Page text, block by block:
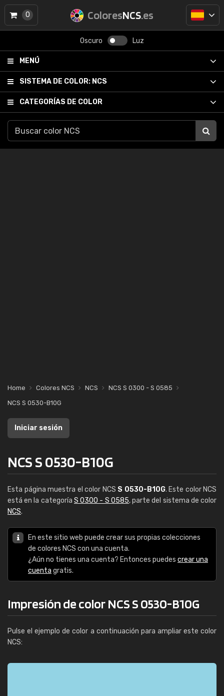
ColoresNCS.es
Oscuro Luz
MENÚ
SISTEMA DE COLOR: NCS
CATEGORÍAS DE COLOR
0
Home Colores NCS NCS
NCS S 0300 - S 0585
NCS S 0530-B10G
Iniciar sesión
NCS S 0530-B10G
Esta página muestra el color NCS S 0530-B10G. Este color NCS
está en la categoría S 0300 - S 0585, parte del sistema de color
NCS.
En este sitio web puede crear sus propias colecciones
de colores NCS con una cuenta.
¿Aún no tienes una cuenta? Entonces puedes crear una
cuenta gratis.
Impresión de color NCS S 0530-B10G
Pulse el ejemplo de color a continuación para ampliar este color
NCS: